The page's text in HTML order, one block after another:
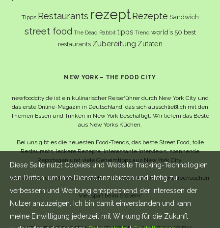
Tipps Restaurants rezept Rezepte Sandwich
street food The Dead Rabbit tipps Trend world´s 50 best
restaurants Zubereitung Zutaten
NEW YORK – THE FOOD CITY
newfoodcity.de ist ein kulinarischer Reiseführer durch New York City und
das erste Online-Magazin in Deutschland, das sich ausschließlich mit den
Themen Essen und Trinken in New York beschäftigt. Wir liefern das Beste
aus New Yorks Küchen.
Bei uns gibt es die neuesten Food-Trends, das beste Street Food, tolle
Restaurants, leckere Rezepte, interessante Interviews, spannende
Reportagen und viele Geheimtipps aus New York City.
Und wahrscheinlich noch viel mehr – da lassen wir uns selbst überraschen.
Viel Spaß beim Stöbern!
Diese Seite nutzt Cookies und Website Tracking-Technologien
von Dritten, um ihre Dienste anzubieten und stetig zu
verbessern und Werbung entsprechend der Interessen der
Nutzer anzuzeigen. Ich bin damit einverstanden und kann
meine Einwilligung jederzeit mit Wirkung für die Zukunft